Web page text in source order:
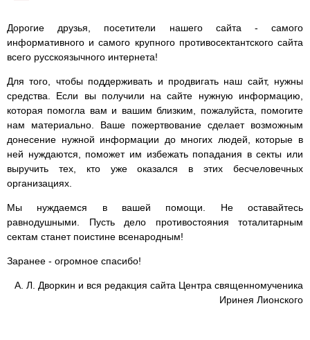
Дорогие друзья, посетители нашего сайта - самого
информативного и самого крупного противосектантского сайта
всего русскоязычного интернета!
Для того, чтобы поддерживать и продвигать наш сайт, нужны
средства. Если вы получили на сайте нужную информацию,
которая помогла вам и вашим близким, пожалуйста, помогите
нам материально. Ваше пожертвование сделает возможным
донесение нужной информации до многих людей, которые в
ней нуждаются, поможет им избежать попадания в секты или
выручить тех, кто уже оказался в этих бесчеловечных
организациях.
Мы нуждаемся в вашей помощи. Не оставайтесь
равнодушными. Пусть дело противостояния тоталитарным
сектам станет поистине всенародным!
Заранее - огромное спасибо!
А. Л. Дворкин и вся редакция сайта Центра священномученика
Иринея Лионского